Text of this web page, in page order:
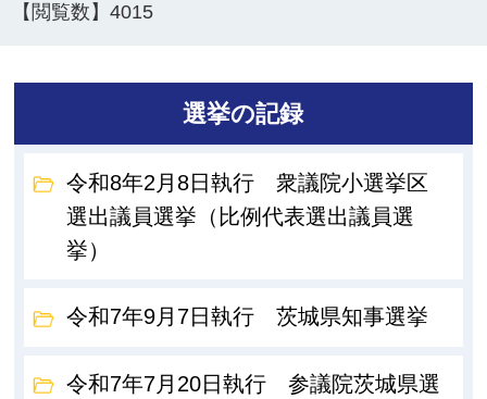
【閲覧数】4015
選挙の記録
令和8年2月8日執行 衆議院小選挙区
選出議員選挙（比例代表選出議員選
挙）
令和7年9月7日執行 茨城県知事選挙
令和7年7月20日執行 参議院茨城県選